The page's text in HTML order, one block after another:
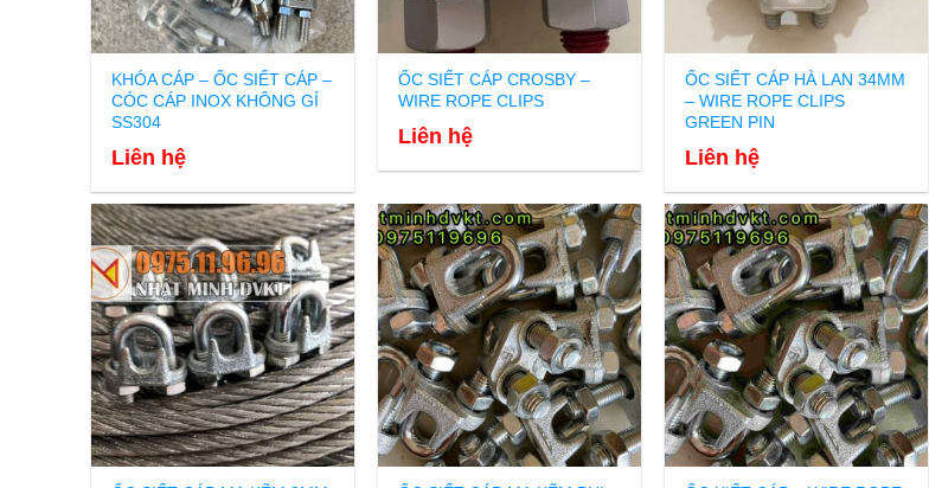
KHÓA CÁP – ỐC SIẾT CÁP –
CÓC CÁP INOX KHÔNG GỈ
SS304
Liên hệ
ỐC SIẾT CÁP CROSBY –
WIRE ROPE CLIPS
Liên hệ
ỐC SIẾT CÁP HÀ LAN 34MM
– WIRE ROPE CLIPS
GREEN PIN
Liên hệ